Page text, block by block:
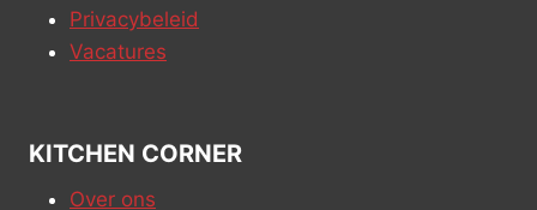
Privacybeleid
Vacatures
KITCHEN CORNER
Over ons